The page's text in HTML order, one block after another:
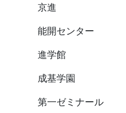
京進
能開センター
進学館
成基学園
第一ゼミナール